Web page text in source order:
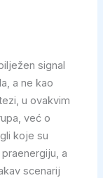
signal
a ne kao
u ovakvim
već o
koje su
a
scenarij